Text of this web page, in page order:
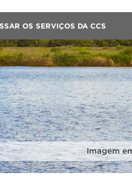
OS SERVIÇOS DA CCS
Imagem